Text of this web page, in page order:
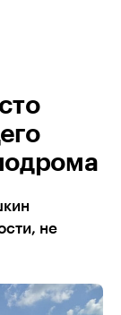
не